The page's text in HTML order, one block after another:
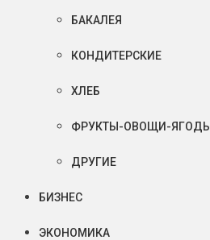
БАКАЛЕЯ
КОНДИТЕРСКИЕ
ХЛЕБ
ФРУКТЫ-ОВОЩИ-ЯГОДЫ
ДРУГИЕ
БИЗНЕС
ЭКОНОМИКА